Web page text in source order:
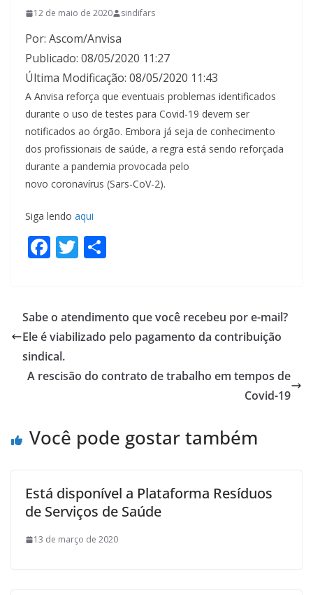
12 de maio de 2020 sindifars
Por: Ascom/Anvisa
Publicado: 08/05/2020 11:27
Última Modificação: 08/05/2020 11:43
A Anvisa reforça que eventuais problemas identificados
durante o uso de testes para Covid-19 devem ser
notificados ao órgão. Embora já seja de conhecimento
dos profissionais de saúde, a regra está sendo reforçada
durante a pandemia provocada pelo
novo coronavírus (Sars-CoV-2).
Siga lendo aqui
F
b
o
o
k
T
er e
Sabe o atendimento que você recebeu por e-mail?
Ele é viabilizado pelo pagamento da contribuição
sindical.
A rescisão do contrato de trabalho em tempos de
Covid-19
Você pode gostar também
Está disponível a Plataforma Resíduos
de Serviços de Saúde
13 de março de 2020